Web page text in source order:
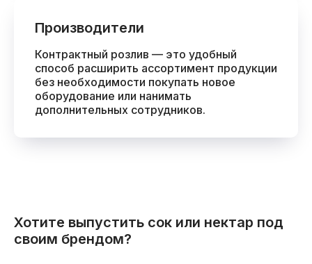
Производители
Контрактный розлив — это удобный
способ расширить ассортимент продукции
без необходимости покупать новое
оборудование или нанимать
дополнительных сотрудников.
Хотите выпустить сок или нектар под
своим брендом?